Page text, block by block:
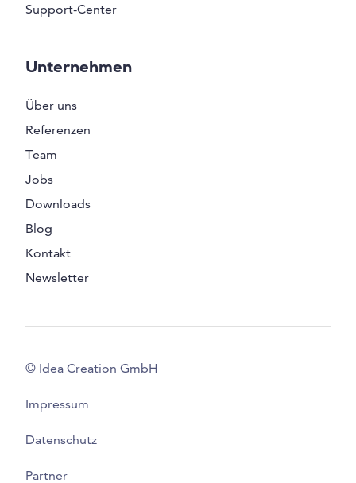
Support-Center
Unternehmen
Über uns
Referenzen
Team
Jobs
Downloads
Blog
Kontakt
Newsletter
© Idea Creation GmbH
Impressum
Datenschutz
Partner